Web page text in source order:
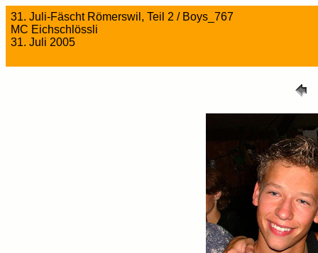
31. Juli-Fäscht Römerswil, Teil 2 / Boys_767
MC Eichschlössli
31. Juli 2005